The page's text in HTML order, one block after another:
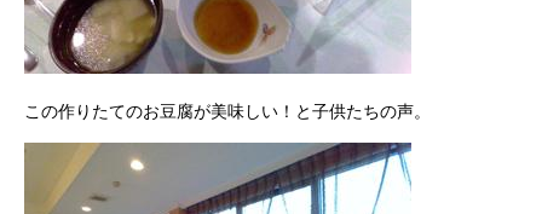
この作りたてのお豆腐が美味しい！と子供たちの声。